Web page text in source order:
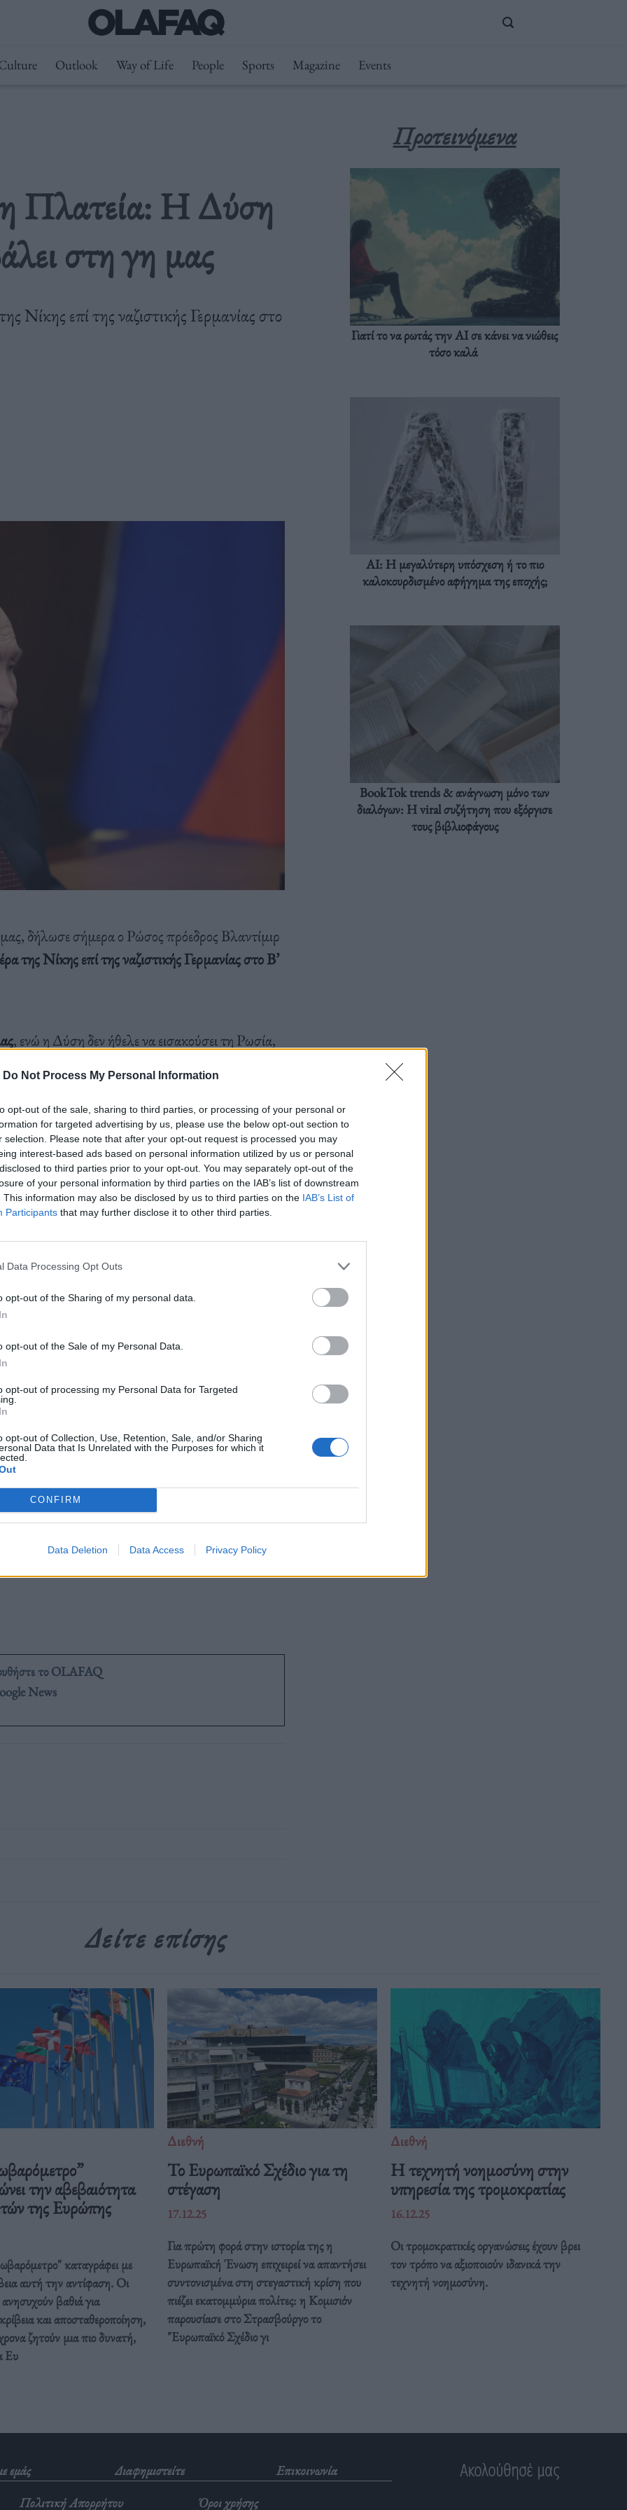
Do Not Process My Personal Information
opt-out of the sale, sharing to third parties, or processing of your personal or
for targeted advertising by us, please use the below opt-out section to
selection. Please note that after your opt-out request is processed you may
interest-based ads based on personal information utilized by us or personal
to third parties prior to your opt-out. You may separately opt-out of the
of your personal information by third parties on the IAB’s list of downstream
This information may also be disclosed by us to third parties on the IAB’s List of
Participants that may further disclose it to other third parties.
Data Processing Opt Outs
opt-out of the Sharing of my personal data.
opt-out of the Sale of my Personal Data.
opt-out of processing my Personal Data for Targeted
opt-out of Collection, Use, Retention, Sale, and/or Sharing
Data that Is Unrelated with the Purposes for which it
CONFIRM
Data Deletion Data Access Privacy Policy
Outlook Way of Life People Sports Magazine Events
Πλατεία: Η Δύση
στη γη μας
Νίκης επί της ναζιστικής Γερμανίας στο
δήλωσε σήμερα ο Ρώσος πρόεδρος Βλαντίμιρ
της Νίκης επί της ναζιστικής Γερμανίας στο Β’
, ενώ η Δύση δεν ήθελε να εισακούσει τη Ρωσία,
επιχείρηση στην Ουκρανία ήταν ένα
σωστή απόφαση.
για την πατρίδα
Ντονμπάς της ανατολικής Ουκρανίας
πρόεδρος.
» δήλωσε ο Πούτιν στην ομιλία του κατά την
για την Ημέρα της Νίκης επί της ναζιστικής
επώδυνος για εμάς» είπε. «
συγκεντρωμένους στρατιώτες: «Για τη
το OLAFAQ
News
Προτεινόμενα
Γιατί το να ρωτάς την AI σε κάνει να νιώθεις
τόσο καλά
AI: Η μεγαλύτερη υπόσχεση ή το πιο
καλοκουρδισμένο αφήγημα της εποχής;
BookTok trends & ανάγνωση μόνο των
διαλόγων: Η viral συζήτηση που εξόργισε
τους βιβλιοφάγους
Δείτε επίσης
την αβεβαιότητα
της Ευρώπης
καταγράφει με
αυτή την αντίφαση. Oι
βαθιά για
και αποσταθεροποίηση,
ζητούν μια πιο δυνατή,
Ευ
Διεθνή
Το Ευρωπαϊκό Σχέδιο για τη
στέγαση
17.12.25
Για πρώτη φορά στην ιστορία της η
Ευρωπαϊκή Ένωση επιχειρεί να απαντήσει
συντονισμένα στη στεγαστική κρίση που
πιέζει εκατομμύρια πολίτες: η Κομισιόν
παρουσίασε στο Στρασβούργο το
"Ευρωπαϊκό Σχέδιο γι
Διεθνή
Η τεχνητή νοημοσύνη στην
υπηρεσία της τρομοκρατίας
16.12.25
Οι τρομοκρατικές οργανώσεις έχουν βρει
τον τρόπο να αξιοποιούν ιδανικά την
τεχνητή νοημοσύνη.
εμάς Διαφημιστείτε
Επικοινωνία
Πολιτική Απορρήτου
Όροι χρήσης
Ακολούθησέ μας